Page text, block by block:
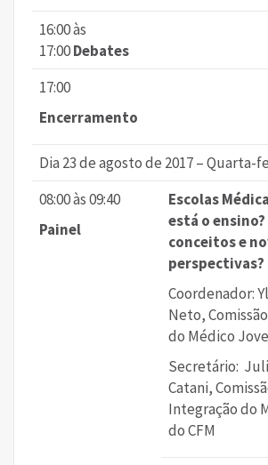
16:00 às
17:00Debates
17:00
Encerramento
Dia 23 de agosto de 2017 – Quarta-
08:00 às 09:40
Painel
Escolas
está o
conceitos e
perspectivas?
Coordenador:
Neto,
do Médico
Secretário:
Catani,
Integração do
do CFM